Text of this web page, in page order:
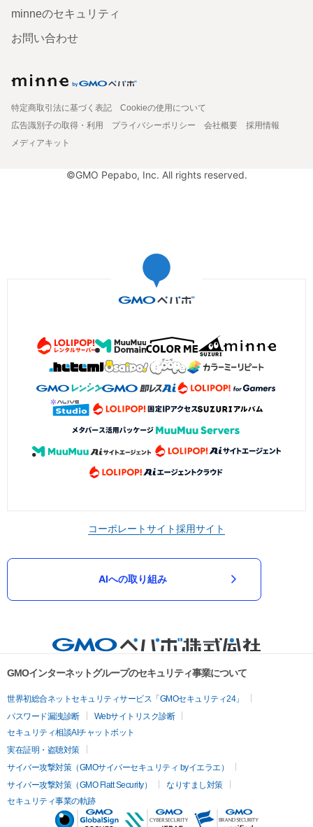
minneのセキュリティ
お問い合わせ
特定商取引法に基づく表記
Cookieの使用について
広告識別子の取得・利用
プライバシーポリシー 会社概要
採用情報
メディアキット
©GMO Pepabo, Inc. All rights reserved.
コーポレートサイト採用サイト
AIへの取り組み
GMOインターネットグループのセキュリティ事業について
世界初総合ネットセキュリティサービス「GMOセキュリティ24」
パスワード漏洩診断
Webサイトリスク診断
セキュリティ相談AIチャットボット
実在証明・盗聴対策
サイバー攻撃対策（GMOサイバーセキュリティ byイエラエ）
サイバー攻撃対策（GMO Flatt Security）
なりすまし対策
セキュリティ事業の軌跡